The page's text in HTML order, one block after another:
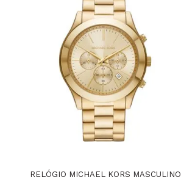
RELÓGIO MICHAEL KORS MASCULINO